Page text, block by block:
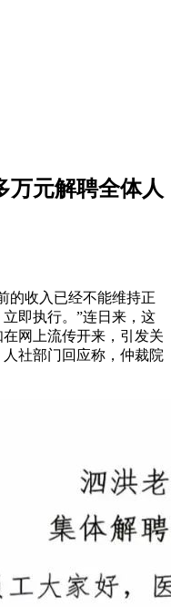
万元解聘全体人
的收入已经不能维持正
即执行。”连日来，这
网上流传开来，引发关
社部门回应称，仲裁院